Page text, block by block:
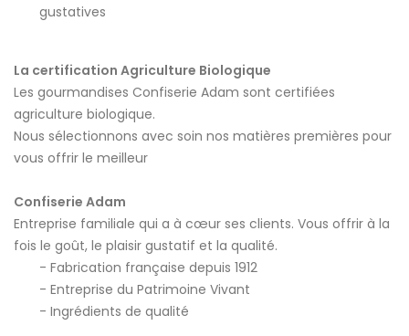
gustatives
La certification Agriculture Biologique
Les gourmandises Confiserie Adam sont certifiées
agriculture biologique.
Nous sélectionnons avec soin nos matières premières pour
vous offrir le meilleur
Confiserie Adam
Entreprise familiale qui a à cœur ses clients. Vous offrir à la
fois le goût, le plaisir gustatif et la qualité.
Fabrication française depuis 1912
Entreprise du Patrimoine Vivant
Ingrédients de qualité